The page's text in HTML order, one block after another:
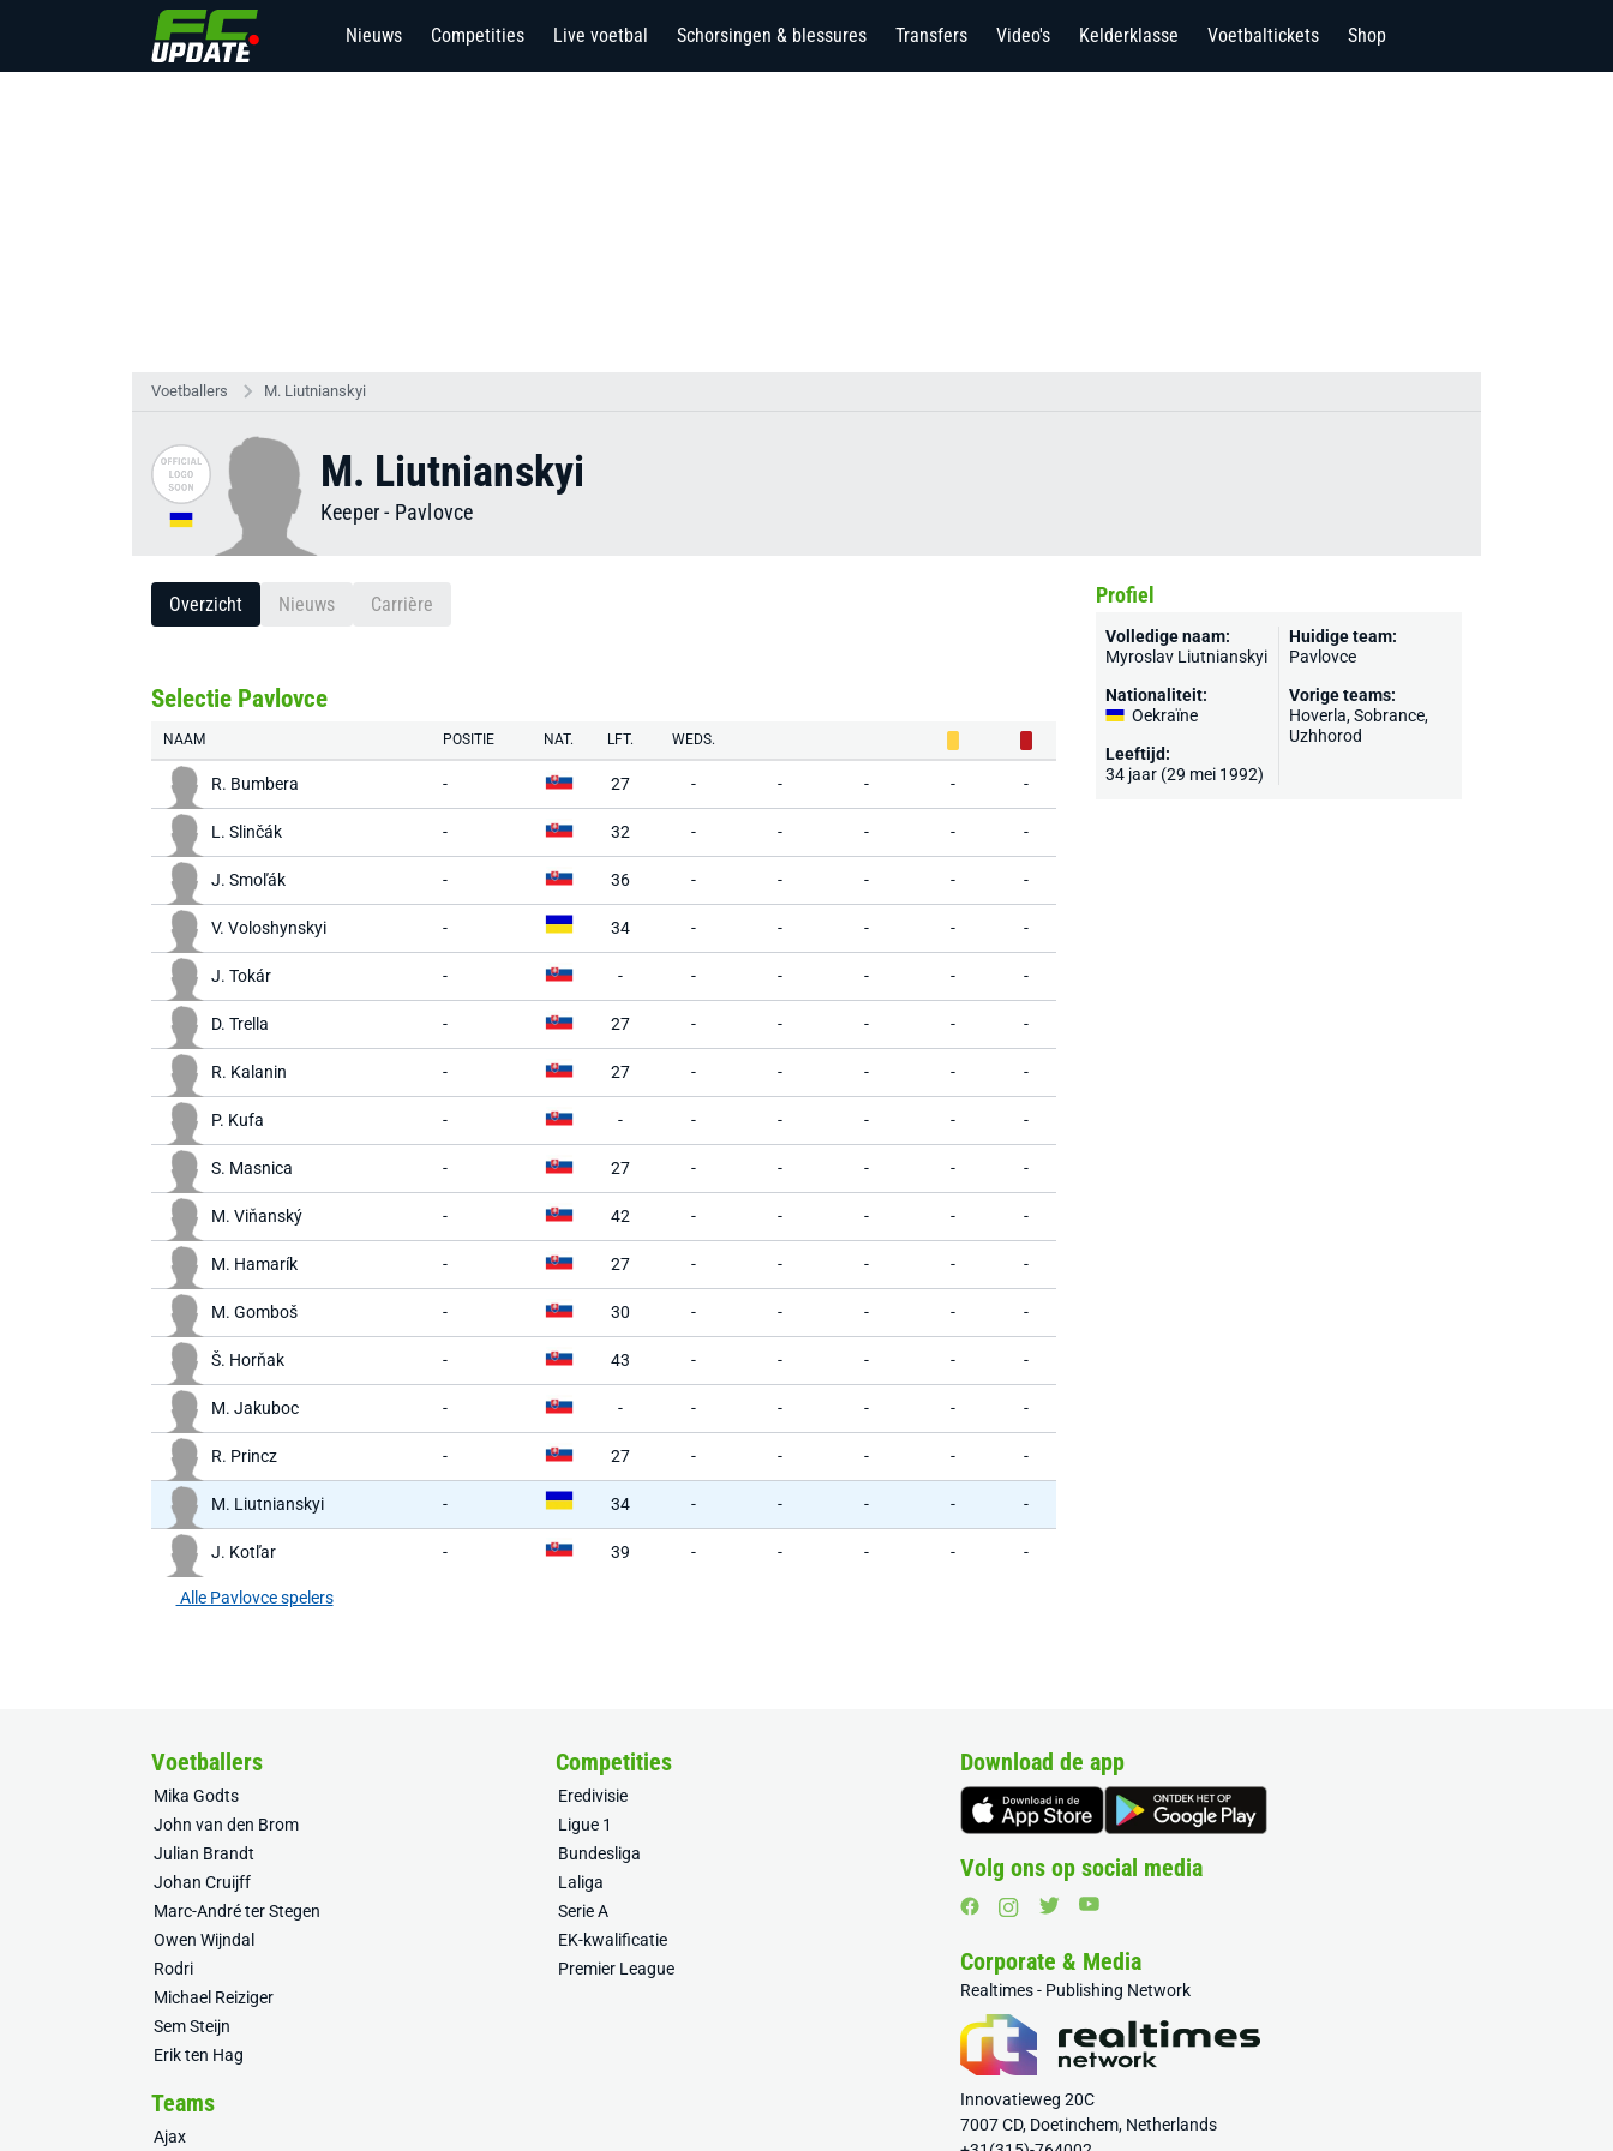
Nieuws Competities Live voetbal Schorsingen & blessures Transfers Video's Kelderklasse Voetbaltickets Shop
Voetballers M. Liutnianskyi
M. Liutnianskyi
Keeper- Pavlovce
Overzicht Nieuws Carrière
Selectie Pavlovce
NAAM POSITIE NAT. LFT. WEDS.
R. Bumbera - 27 - - - - -
L. Slinčák - 32 - - - - -
J. Smoľák - 36 - - - - -
V. Voloshynskyi - 34 - - - - -
J. Tokár - - - - - - -
D. Trella - 27 - - - - -
R. Kalanin - 27 - - - - -
P. Kufa - - - - - - -
S. Masnica - 27 - - - - -
M. Viňanský - 42 - - - - -
M. Hamarík - 27 - - - - -
M. Gomboš - 30 - - - - -
Š. Horňak - 43 - - - - -
M. Jakuboc - - - - - - -
R. Princz - 27 - - - - -
M. Liutnianskyi - 34 - - - - -
J. Kotľar - 39 - - - - -
Alle Pavlovce spelers
Profiel
Volledige naam:
Myroslav Liutnianskyi
Nationaliteit:
Oekraïne
Leeftijd:
34 jaar (29 mei 1992)
Huidige team:
Pavlovce
Vorige teams:
Hoverla, Sobrance,
Uzhhorod
Voetballers
Mika Godts
John van den Brom
Julian Brandt
Johan Cruijff
Marc-André ter Stegen
Owen Wijndal
Rodri
Michael Reiziger
Sem Steijn
Erik ten Hag
Competities
Eredivisie
Ligue 1
Bundesliga
Laliga
Serie A
EK-kwalificatie
Premier League
Teams
Ajax
Download de app
Volg ons op social media
Corporate & Media
Realtimes - Publishing Network
Innovatieweg 20C
7007 CD, Doetinchem, Netherlands